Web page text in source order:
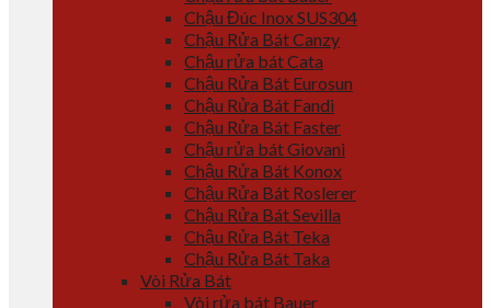
Chậu Đúc Inox SUS304
Chậu Rửa Bát Canzy
Chậu rửa bát Cata
Chậu Rửa Bát Eurosun
Chậu Rửa Bát Fandi
Chậu Rửa Bát Faster
Chậu rửa bát Giovani
Chậu Rửa Bát Konox
Chậu Rửa Bát Roslerer
Chậu Rửa Bát Sevilla
Chậu Rửa Bát Teka
Chậu Rửa Bát Taka
Vòi Rửa Bát
Vòi rửa bát Bauer